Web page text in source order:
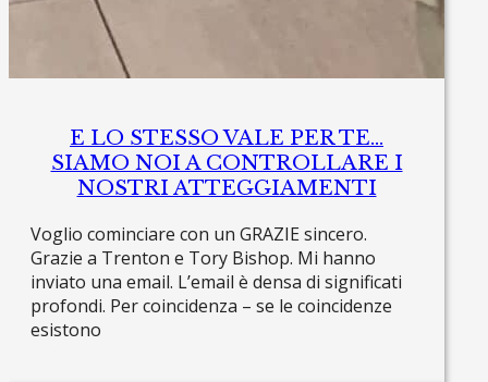
E LO STESSO VALE PER TE…
SIAMO NOI A CONTROLLARE I
NOSTRI ATTEGGIAMENTI
Voglio cominciare con un GRAZIE sincero.
Grazie a Trenton e Tory Bishop. Mi hanno
inviato una email. L’email è densa di significati
profondi. Per coincidenza – se le coincidenze
esistono